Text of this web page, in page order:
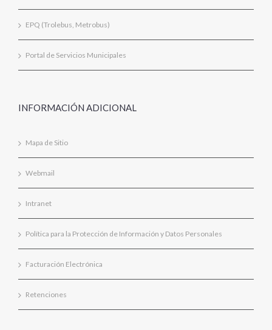
EPQ (Trolebus, Metrobus)
Portal de Servicios Municipales
INFORMACIÓN ADICIONAL
Mapa de Sitio
Webmail
Intranet
Política para la Protección de Información y Datos Personales
Facturación Electrónica
Retenciones